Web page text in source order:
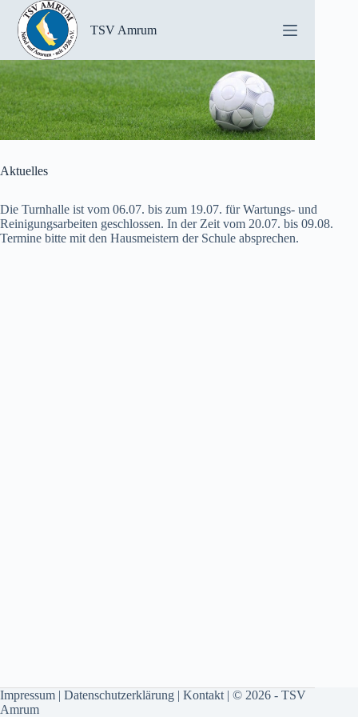
Inhalt
springen
TSV Amrum
Aktuelles
Die Turnhalle ist vom 06.07. bis zum 19.07. für Wartungs- und
Reinigungsarbeiten geschlossen. In der Zeit vom 20.07. bis 09.08.
Termine bitte mit den Hausmeistern der Schule absprechen.
Impressum | Datenschutzerklärung | Kontakt | © 2026 - TSV
Amrum